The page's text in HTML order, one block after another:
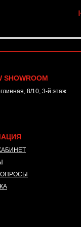
SHOWROOM
8/10, 3-й этаж